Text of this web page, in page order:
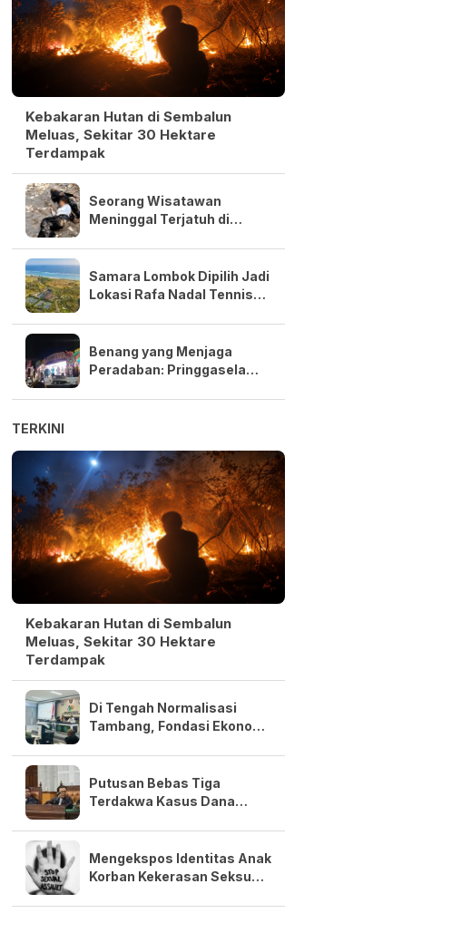
Kebakaran Hutan di Sembalun
Meluas, Sekitar 30 Hektare
Terdampak
Seorang Wisatawan
Meninggal Terjatuh di
Samara Lombok Dipilih Jadi
Lokasi Rafa Nadal Tennis
Benang yang Menjaga
Peradaban: Pringgasela
TERKINI
Kebakaran Hutan di Sembalun
Meluas, Sekitar 30 Hektare
Terdampak
Di Tengah Normalisasi
Tambang, Fondasi Ekonomi
Putusan Bebas Tiga
Terdakwa Kasus Dana
Mengekspos Identitas Anak
Korban Kekerasan Seksual